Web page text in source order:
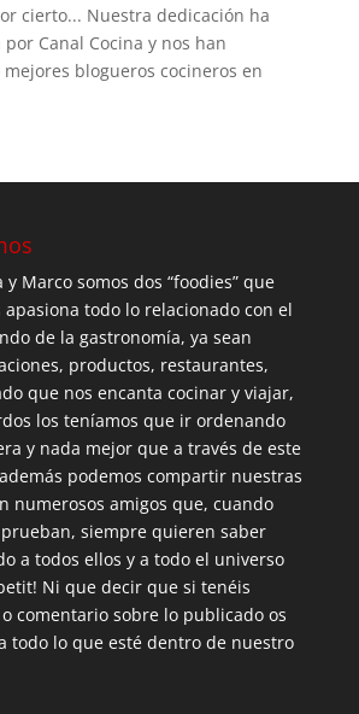
cierto... Nuestra dedicación ha
Canal Cocina y nos han
blogueros cocineros en
y Marco somos dos “foodies” que
apasiona todo lo relacionado con el
de la gastronomía, ya sean
productos, restaurantes,
que nos encanta cocinar y viajar,
los teníamos que ir ordenando
y nada mejor que a través de este
podemos compartir nuestras
numerosos amigos que, cuando
siempre quieren saber
a todos ellos y a todo el universo
Ni que decir que si tenéis
comentario sobre lo publicado os
todo lo que esté dentro de nuestro